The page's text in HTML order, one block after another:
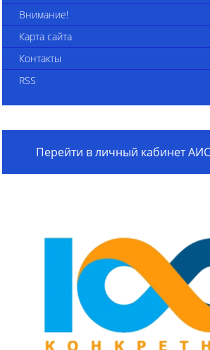
Внимание!
Карта сайта
Контакты
RSS
Перейти в личный кабинет